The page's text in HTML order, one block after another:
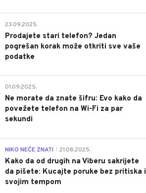
23.09.2025.
Prodajete stari telefon? Jedan
pogrešan korak može otkriti sve vaše
podatke
01.09.2025.
Ne morate da znate šifru: Evo kako da
povežete telefon na Wi-Fi za par
sekundi
NIKO NEĆE ZNATI 21.08.2025.
Kako da od drugih na Viberu sakrijete
da pišete: Kucajte poruke bez pritiska i
svojim tempom